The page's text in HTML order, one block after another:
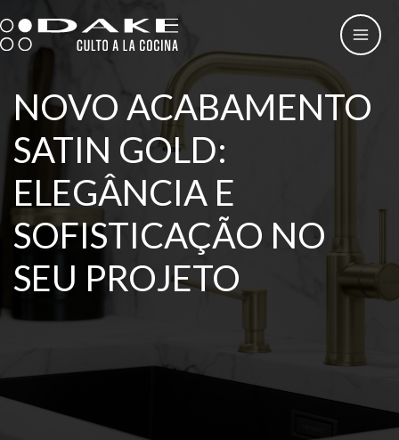
to
content
NOVO ACABAMENTO
SATIN GOLD:
ELEGÂNCIA E
SOFISTICAÇÃO NO
SEU PROJETO